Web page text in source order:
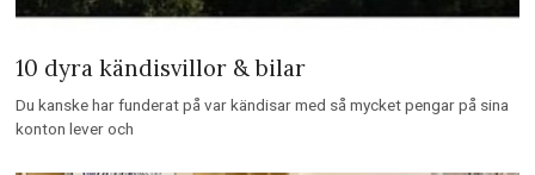
10 dyra kändisvillor & bilar
Du kanske har funderat på var kändisar med så mycket pengar på sina
konton lever och